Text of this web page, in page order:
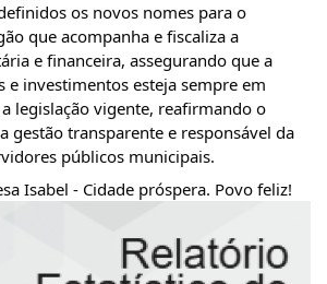
os novos nomes para o
que acompanha e fiscaliza a
e financeira, assegurando que a
e investimentos esteja sempre em
legislação vigente, reafirmando o
gestão transparente e responsável da
públicos municipais.
Isabel - Cidade próspera. Povo feliz!